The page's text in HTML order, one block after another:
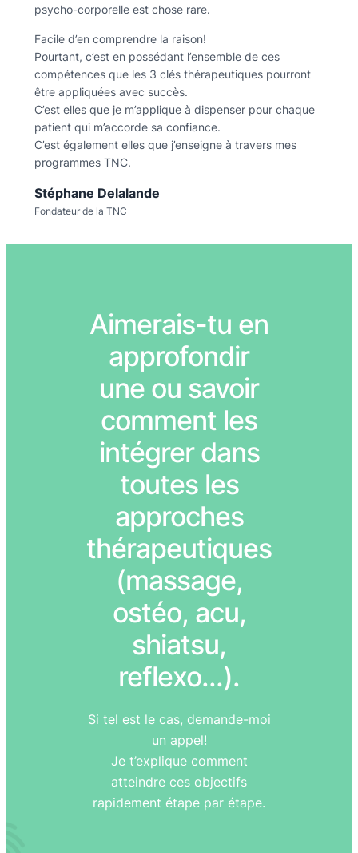
psycho-corporelle est chose rare.
Facile d’en comprendre la raison!
Pourtant, c’est en possédant l’ensemble de ces
compétences que les 3 clés thérapeutiques pourront
être appliquées avec succès.
C’est elles que je m’applique à dispenser pour chaque
patient qui m’accorde sa confiance.
C’est également elles que j’enseigne à travers mes
programmes TNC.
Stéphane Delalande
Fondateur de la TNC
Aimerais-tu en
approfondir
une ou savoir
comment les
intégrer dans
toutes les
approches
thérapeutiques
(massage,
ostéo, acu,
shiatsu,
reflexo…).
Si tel est le cas, demande-moi
un appel!
Je t’explique comment
atteindre ces objectifs
rapidement étape par étape.